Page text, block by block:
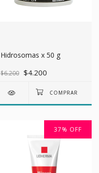
Hidrosomas x 50 g
$6.200 $4.200
37% OFF